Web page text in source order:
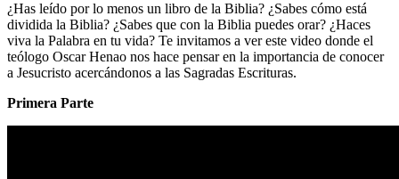
¿Has leído por lo menos un libro de la Biblia? ¿Sabes cómo está
dividida la Biblia? ¿Sabes que con la Biblia puedes orar? ¿Haces
viva la Palabra en tu vida? Te invitamos a ver este video donde el
teólogo Oscar Henao nos hace pensar en la importancia de conocer
a Jesucristo acercándonos a las Sagradas Escrituras.
Primera Parte